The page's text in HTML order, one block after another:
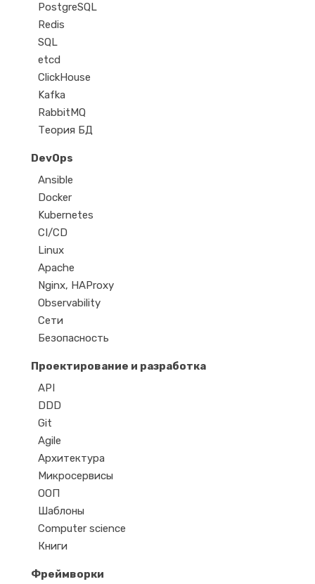
PostgreSQL
Redis
SQL
etcd
ClickHouse
Kafka
RabbitMQ
Теория БД
DevOps
Ansible
Docker
Kubernetes
CI/CD
Linux
Apache
Nginx, HAProxy
Observability
Сети
Безопасность
Проектирование и разработка
API
DDD
Git
Agile
Архитектура
Микросервисы
ООП
Шаблоны
Computer science
Книги
Фреймворки